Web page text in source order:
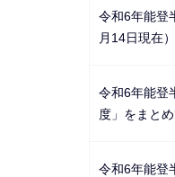
令和6年能登
月14日現在）
令和6年能登
度」をまと
令和6年能